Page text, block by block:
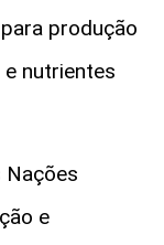
produção
nutrientes
Nações
e